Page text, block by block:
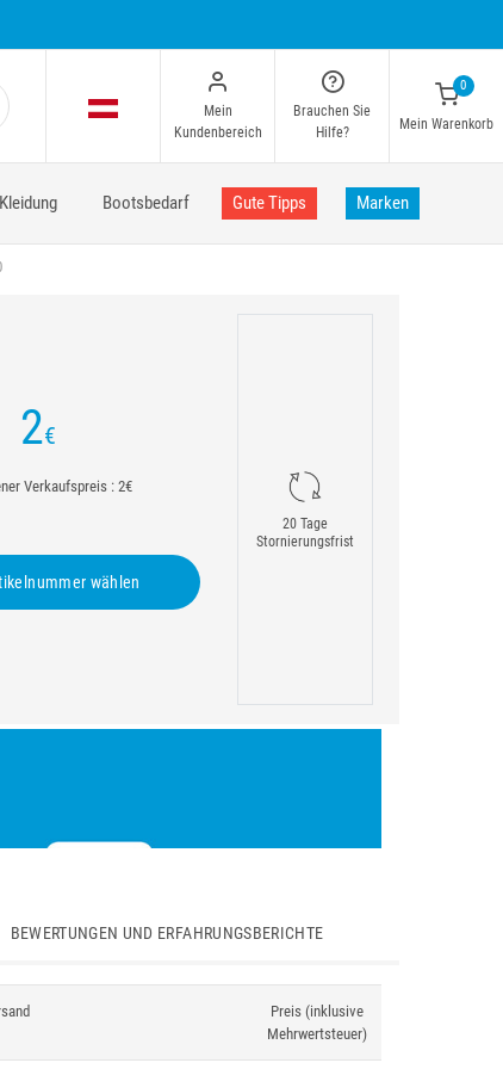
Mein
Kundenbereich
Brauchen Sie
Hilfe?
0
Mein Warenkorb
Kleidung Bootsbedarf Gute Tipps Marken
2€
Verkaufspreis : 2€
wählen
20 Tage
Stornierungsfrist
BEWERTUNGEN UND ERFAHRUNGSBERICHTE
Preis (inklusive
Mehrwertsteuer)